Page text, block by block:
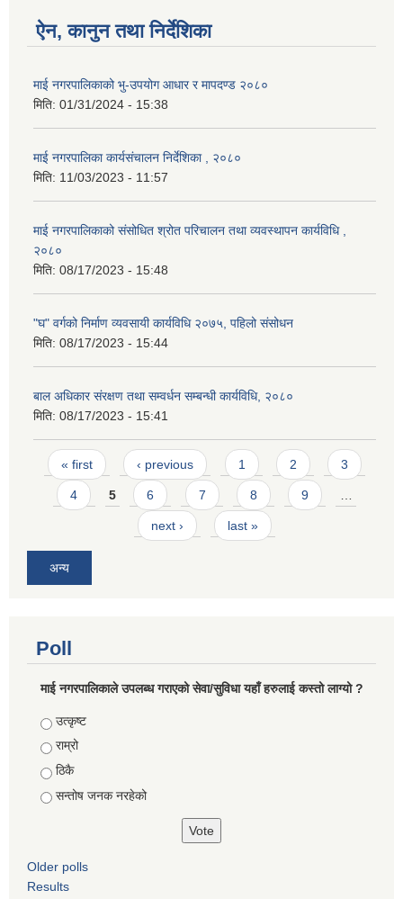
ऐन, कानुन तथा निर्देशिका
माई नगरपालिकाको भु-उपयोग आधार र मापदण्ड २०८०
मिति: 01/31/2024 - 15:38
माई नगरपालिका कार्यसंचालन निर्देशिका , २०८०
मिति: 11/03/2023 - 11:57
माई नगरपालिकाको संसोधित श्रोत परिचालन तथा व्यवस्थापन कार्यविधि ,
२०८०
मिति: 08/17/2023 - 15:48
"घ" वर्गको निर्माण व्यवसायी कार्यविधि २०७५, पहिलो संसोधन
मिति: 08/17/2023 - 15:44
बाल अधिकार संरक्षण तथा सम्वर्धन सम्बन्धी कार्यविधि, २०८०
मिति: 08/17/2023 - 15:41
Pages
« first ‹ previous 1 2 3
4 5 6 7 8 9 …
next › last »
अन्य
Poll
माई नगरपालिकाले उपलब्ध गराएको सेवा/सुविधा यहाँ हरुलाई कस्तो लाग्यो ?
Choices
उत्कृष्ट
राम्रो
ठिकै
सन्तोष जनक नरहेको
Older polls
Results